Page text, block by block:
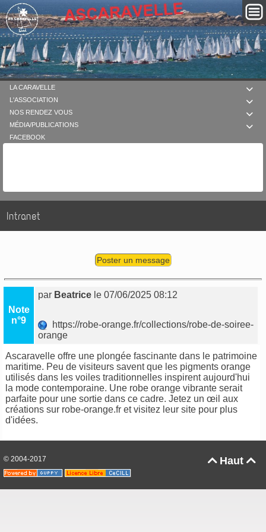

LA CARAVELLE

L'ASSOCIATION

NOS RENDEZ VOUS

MÉDIA/PUBLICATIONS
FACEBOOK
Intranet
Poster un message
Note
n°9
par Beatrice le 07/06/2025 08:12
https://robe-orange.fr/collections/robe-de-soiree-
orange
Ascaravelle offre une plongée fascinante dans le patrimoine
maritime. Peu de visiteurs savent que les pigments orange
utilisés dans les voiles traditionnelles inspirent aujourd'hui
la mode contemporaine. Une robe orange vibrante serait
parfaite pour une sortie dans ce cadre. Jetez un œil aux
créations sur robe-orange.fr et visitez leur site pour plus
d'idées.
Haut 
© 2004-2017